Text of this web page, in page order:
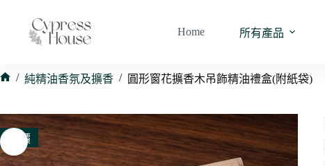
內
Home 所有產品
/ 純精油香氛及擴香 / 圓形窗花擴香木吊飾精油禮盒(附紙袋)
特價